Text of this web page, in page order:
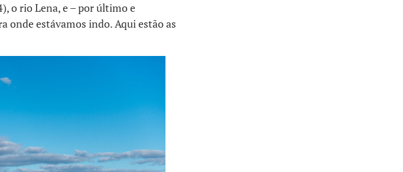
o rio Lena, e – por último e
onde estávamos indo. Aqui estão as